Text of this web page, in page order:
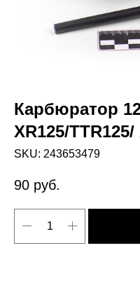
Карбюратор
XR125/
SKU: 243653479
90 руб.